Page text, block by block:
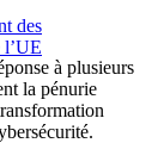
des
l’UE
à plusieurs
la pénurie